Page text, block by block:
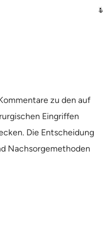
zu den auf
Eingriffen
Die Entscheidung
Nachsorgemethoden